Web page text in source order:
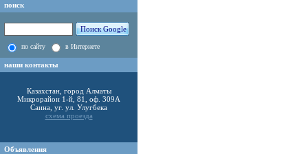
поиск
по сайту в Интернете
наши контакты
Казахстан, город Алматы
Микрорайон 1-й, 81, оф. 309А
Саина, уг. ул. Улугбека
схема проезда
Объявления